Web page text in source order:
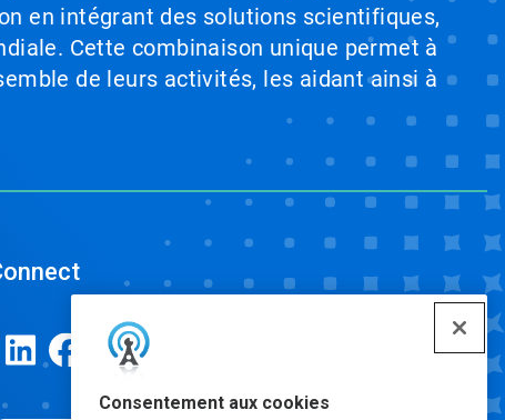
Consentement aux cookies
en intégrant des solutions scientifiques,
Cette combinaison unique permet à
de leurs activités, les aidant ainsi à